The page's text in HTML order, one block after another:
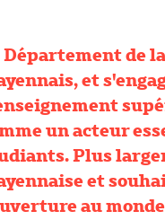
Département de
et
un acteur
Plus
et
au